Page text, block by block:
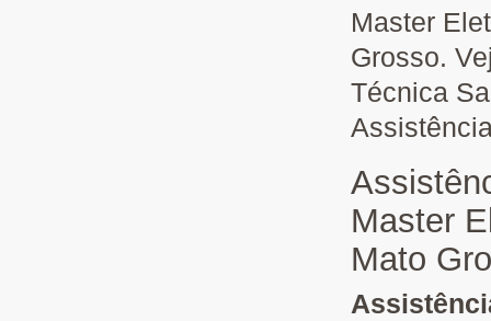
Master
Grosso.
Técnica
Master
Mato